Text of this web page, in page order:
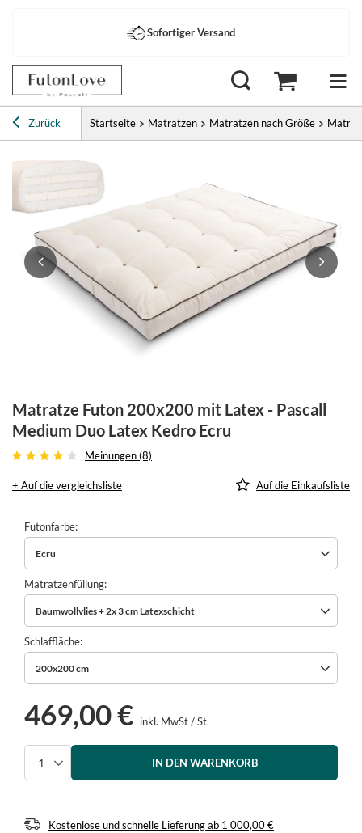
Sofortiger Versand
Zurück Startseite Matratzen Matratzen nach Größe
Matratze Futon 200x200 mit Latex - Pascall
Medium Duo Latex Kedro Ecru
Meinungen (8)
+ Auf die vergleichsliste Auf die Einkaufsliste
Futonfarbe
Ecru
Matratzenfüllung
Baumwollvlies + 2x 3 cm Latexschicht
Schlaffläche
200x200 cm
469,00 € inkl. MwSt/St.
IN DEN WARENKORB
Kostenlose und schnelle Lieferungab 1 000,00 €